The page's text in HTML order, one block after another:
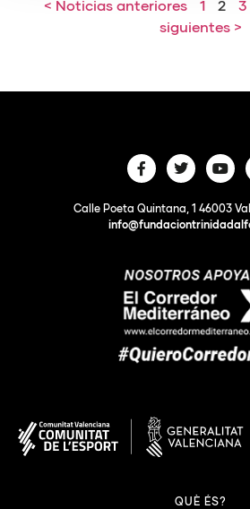
< Noticias anteriores 1 2 3
siguientes >
Calle Poeta Quintana, 1 46003
QUÈ ÉS?